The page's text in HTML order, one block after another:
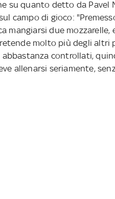
su quanto detto da Pavel
campo di gioco:
mangiarsi due
molto più degli altri
controllati,
allenarsi seriamente,